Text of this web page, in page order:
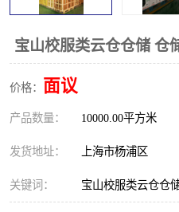
宝山校服类云仓仓储 仓
价格： 面议
产品数量： 10000.00平方米
发货地址： 上海市杨浦区
关键词： 宝山校服类云仓仓